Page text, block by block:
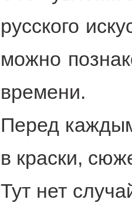
русского
можно
времени.
Перед
в краски,
Тут нет